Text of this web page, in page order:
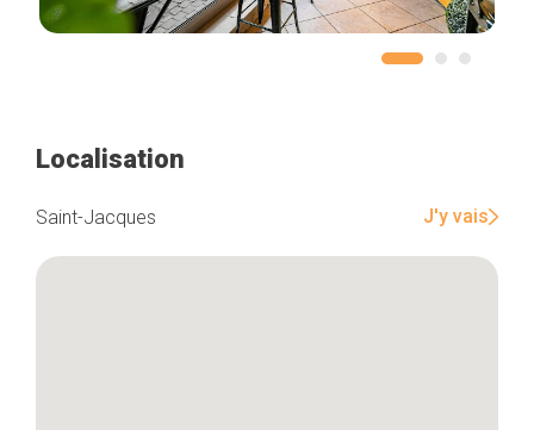
Localisation
Saint-Jacques J'y vais